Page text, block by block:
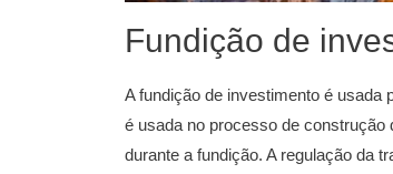
Fundição de
A fundição de investimento é usada
é usada no processo de
durante a fundição. A regulação da